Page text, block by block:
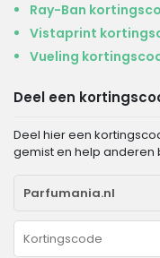
Ray-Ban
Vistaprint
Vueling
Deel een
Deel hier een
gemist en help anderen